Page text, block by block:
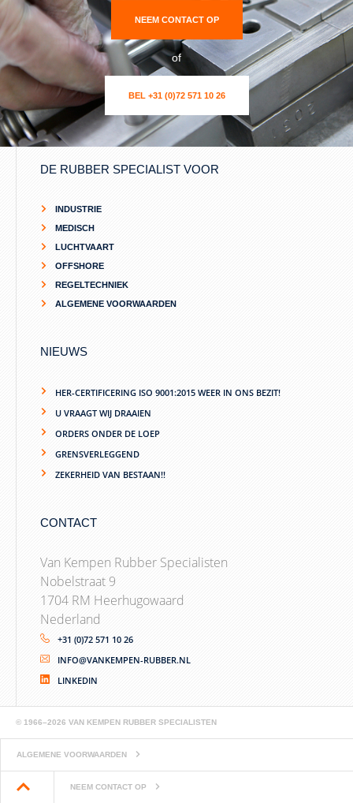
NEEM CONTACT OP
of
BEL +31 (0)72 571 10 26
DE RUBBER SPECIALIST VOOR
INDUSTRIE
MEDISCH
LUCHTVAART
OFFSHORE
REGELTECHNIEK
ALGEMENE VOORWAARDEN
NIEUWS
HER-CERTIFICERING ISO 9001:2015 WEER IN ONS BEZIT!
U VRAAGT WIJ DRAAIEN
ORDERS ONDER DE LOEP
GRENSVERLEGGEND
ZEKERHEID VAN BESTAAN!!
CONTACT
Van Kempen Rubber Specialisten
Nobelstraat 9
1704 RM Heerhugowaard
Nederland
+31 (0)72 571 10 26
INFO@VANKEMPEN-RUBBER.NL
LINKEDIN
© 1966–2026 VAN KEMPEN RUBBER SPECIALISTEN
ALGEMENE VOORWAARDEN
NEEM CONTACT OP